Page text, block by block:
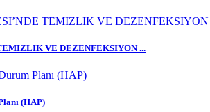
VE DEZENFEKSIYON ...
(HAP)